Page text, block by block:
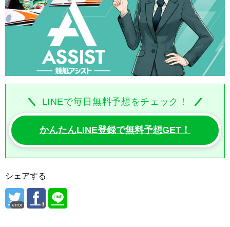
LINEで毎日無料予想をチェック！
かんたんLINE登録で無料予想GET！
シェアする
error